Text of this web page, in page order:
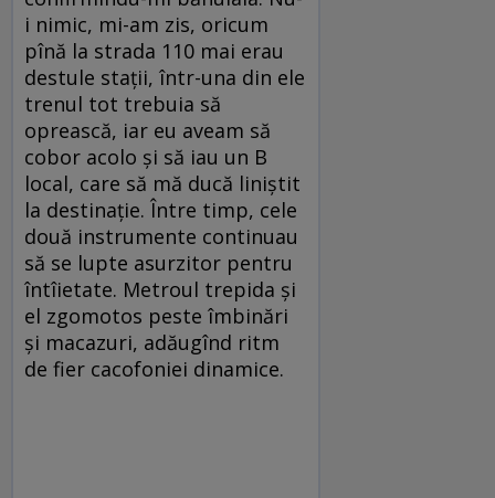
i nimic, mi-am zis, oricum
pînă la strada 110 mai erau
destule stații, într-una din ele
trenul tot trebuia să
oprească, iar eu aveam să
cobor acolo și să iau un B
local, care să mă ducă liniștit
la destinație. Între timp, cele
două instrumente continuau
să se lupte asurzitor pentru
întîietate. Metroul trepida și
el zgomotos peste îmbinări
și macazuri, adăugînd ritm
de fier cacofoniei dinamice.